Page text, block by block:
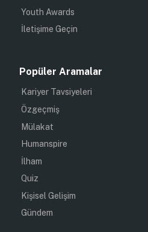
Youth Awards
İletişime Geçin
Popüler Aramalar
Kariyer Tavsiyeleri
Özgeçmiş
Mülakat
Humanspire
İlham
Quiz
Kişisel Gelişim
Gündem